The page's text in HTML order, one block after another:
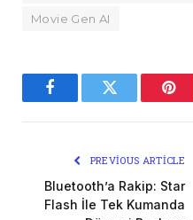
Movie Gen AI
FacebookTwitter
PREVIOUS ARTICLE
Bluetooth’a Rakip: Star
Flash İle Tek Kumanda